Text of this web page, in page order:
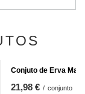
Conjuto de Erva
21,98 € / conjunto